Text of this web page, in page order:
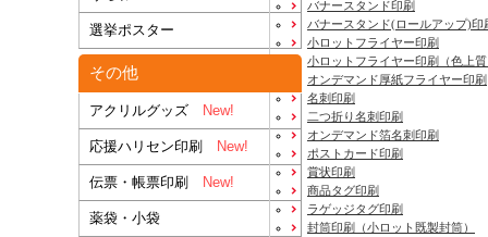
選挙ポスター
その他
アクリルグッズ New!
応援ハリセン印刷 New!
伝票・帳票印刷 New!
薬袋・小袋
バナースタンド印刷
バナースタンド(ロールアップ)印
小ロットフライヤー印刷
小ロットフライヤー印刷（色上
オンデマンド厚紙フライヤー印刷
名刺印刷
二つ折り名刺印刷
オンデマンド箔名刺印刷
ポストカード印刷
賞状印刷
商品タグ印刷
ラゲッジタグ印刷
封筒印刷
（小ロット既製封筒）